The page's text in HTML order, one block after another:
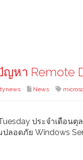
หา Remote
News
ประจำเดือน
ลอดภัย Windows